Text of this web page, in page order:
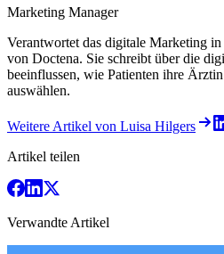
Marketing Manager
Verantwortet das digitale Marketing
von Doctena. Sie schreibt über die
beeinflussen, wie Patienten ihre
auswählen.
Weitere Artikel von Luisa Hilgers
Artikel teilen
Verwandte Artikel